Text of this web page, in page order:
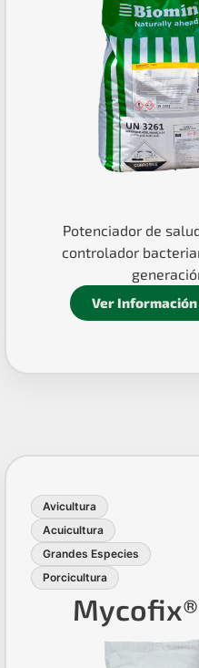
Potenciador de
controlador
Ver Información
Avicultura
Acuicultura
Grandes Especies
Porcicultura
Mycofix®